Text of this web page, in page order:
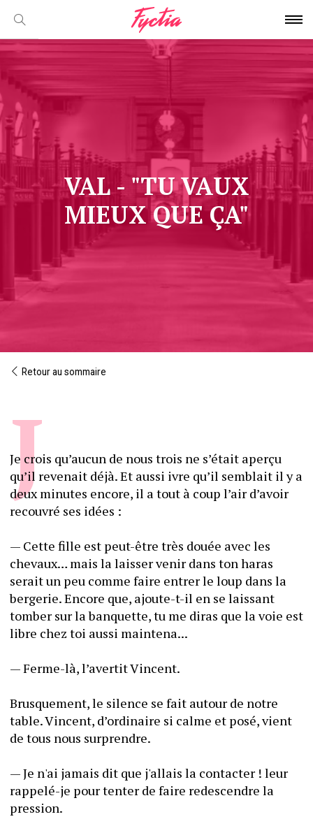
VAL - "TU VAUX
MIEUX QUE ÇA"
Retour au sommaire
Je crois qu’aucun de nous trois ne s’était aperçu
qu’il revenait déjà. Et aussi ivre qu’il semblait il y a
deux minutes encore, il a tout à coup l’air d’avoir
recouvré ses idées :
— Cette fille est peut-être très douée avec les
chevaux… mais la laisser venir dans ton haras
serait un peu comme faire entrer le loup dans la
bergerie. Encore que, ajoute-t-il en se laissant
tomber sur la banquette, tu me diras que la voie est
libre chez toi aussi maintena...
— Ferme-là, l’avertit Vincent.
Brusquement, le silence se fait autour de notre
table. Vincent, d’ordinaire si calme et posé, vient
de tous nous surprendre.
— Je n'ai jamais dit que j'allais la contacter ! leur
rappelé-je pour tenter de faire redescendre la
pression.